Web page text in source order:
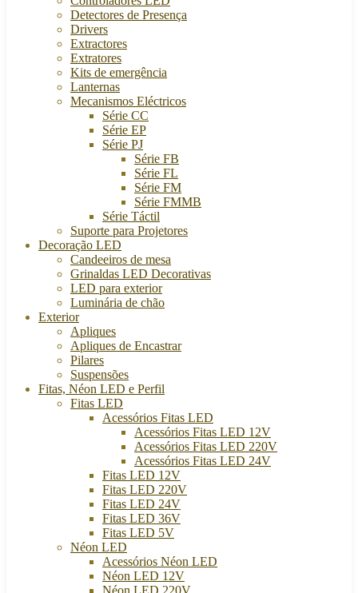
Detectores de Presença
Drivers
Extractores
Extratores
Kits de emergência
Lanternas
Mecanismos Eléctricos
Série CC
Série EP
Série PJ
Série FB
Série FL
Série FM
Série FMMB
Série Táctil
Suporte para Projetores
Decoração LED
Candeeiros de mesa
Grinaldas LED Decorativas
LED para exterior
Luminária de chão
Exterior
Apliques
Apliques de Encastrar
Pilares
Suspensões
Fitas, Néon LED e Perfil
Fitas LED
Acessórios Fitas LED
Acessórios Fitas LED 12V
Acessórios Fitas LED 220V
Acessórios Fitas LED 24V
Fitas LED 12V
Fitas LED 220V
Fitas LED 24V
Fitas LED 36V
Fitas LED 5V
Néon LED
Acessórios Néon LED
Néon LED 12V
Néon LED 220V